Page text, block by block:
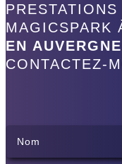
MAGICSPARK
EN
CONTACTEZ-